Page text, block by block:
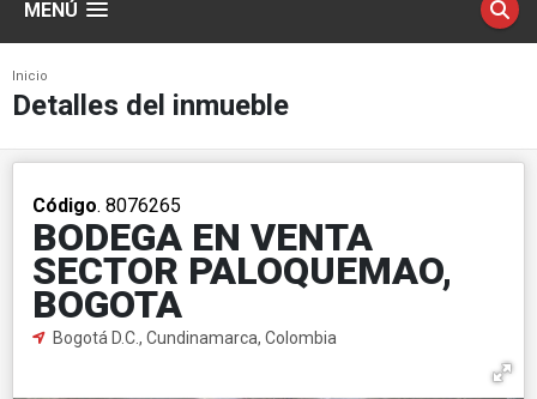
MENÚ
Inicio
Detalles del inmueble
Código. 8076265
BODEGA EN VENTA
SECTOR PALOQUEMAO,
BOGOTA
Bogotá D.C., Cundinamarca, Colombia